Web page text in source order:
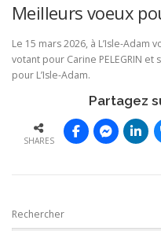
Meilleurs voeux
Le 15 mars 2026, à L’Isle-
votant pour Carine PELEGRIN
pour L’Isle-Adam.
Partagez
SHARES
Rechercher